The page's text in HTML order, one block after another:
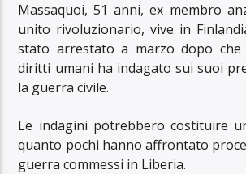
Massaquoi, 51 anni, ex membro
unito rivoluzionario, vive in
stato arrestato a marzo dopo
diritti umani ha indagato sui suoi
la guerra civile.
Le indagini potrebbero costituire
quanto pochi hanno affrontato
guerra commessi in Liberia.